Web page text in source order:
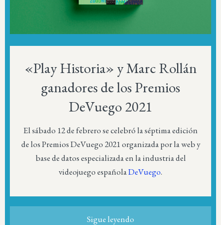
«Play Historia» y Marc Rollán
ganadores de los Premios
DeVuego 2021
El sábado 12 de febrero se celebró la séptima edición
de los Premios DeVuego 2021 organizada por la web y
base de datos especializada en la industria del
videojuego españolaDeVuego.
Sigue leyendo